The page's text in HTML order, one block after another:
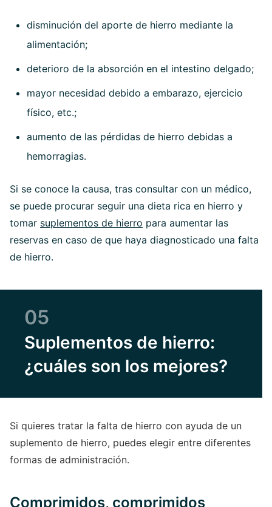
disminución del aporte de hierro mediante la
alimentación;
deterioro de la absorción en el intestino delgado;
mayor necesidad debido a embarazo, ejercicio
físico, etc.;
aumento de las pérdidas de hierro debidas a
hemorragias.
Si se conoce la causa, tras consultar con un médico,
se puede procurar seguir una dieta rica en hierro y
tomar suplementos de hierro para aumentar las
reservas en caso de que haya diagnosticado una falta
de hierro.
05
Suplementos de hierro:
¿cuáles son los mejores?
Si quieres tratar la falta de hierro con ayuda de un
suplemento de hierro, puedes elegir entre diferentes
formas de administración.
Comprimidos, comprimidos